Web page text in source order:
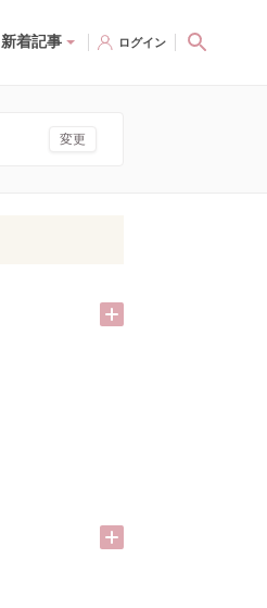
新着記事 ログイン
変更